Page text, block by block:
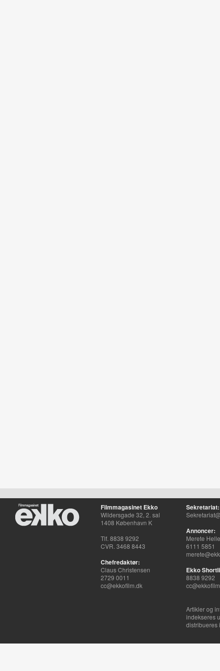
Filmmagasinet Ekko
Wildersgade 32, 2. sal
1408 København K
Tlf. 8838 9292
CVR. 3468 8443
Chefredaktør:
Claus Christensen
2729 0011
cc@ekkofilm.dk
Sekretariat:
Annoncer:
Merete
6111 5851
Ekko
8838 9292
Artikler og
indekseres
distribueres